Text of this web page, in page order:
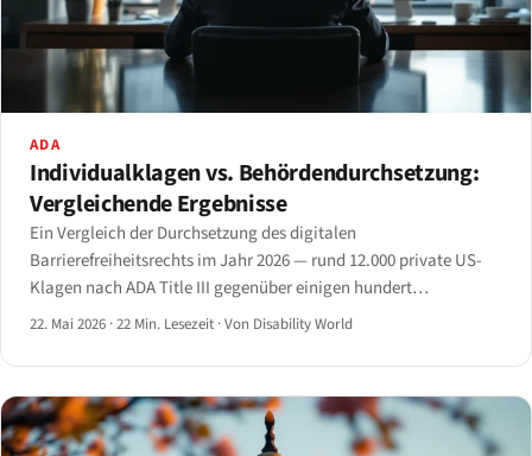
ADA
Individualklagen vs. Behördendurchsetzung:
Vergleichende Ergebnisse
Ein Vergleich der Durchsetzung des digitalen
Barrierefreiheitsrechts im Jahr 2026 — rund 12.000 private US-
Klagen nach ADA Title III gegenüber einigen hundert
behördengeführten Verfahren in der EU und im Vereinigten
22. Mai 2026 ·22 Min. Lesezeit ·Von Disability World